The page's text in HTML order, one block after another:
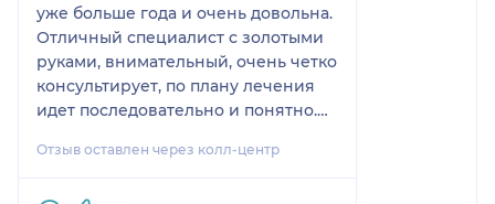
уже больше года и очень довольна.
Отличный специалист с золотыми
руками, внимательный, очень четко
консультирует, по плану лечения
идет последовательно и понятно.
Отзыв оставлен через колл-центр